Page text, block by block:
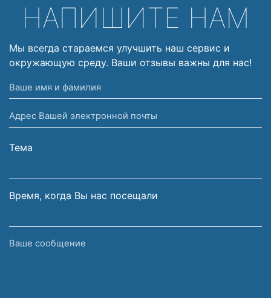
НАПИШИТЕ НАМ
Мы всегда стараемся улучшить наш сервис и
окружающую среду. Ваши отзывы важны для нас!
Ваше
имя
и
фамилия
Адрес
Вашей
электронной
Тема
Время, когда Вы нас посещали
Ваше